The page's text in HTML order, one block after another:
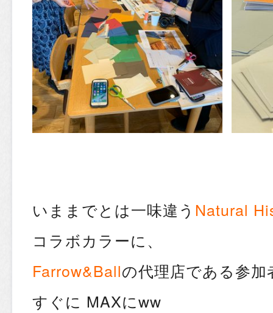
いままでとは一味違う Natural
コラボカラーに、
Farrow&Ballの代理店である参
すぐに MAXにww